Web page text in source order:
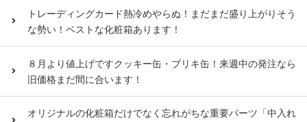
トレーディングカード熱冷めやらぬ！まだまだ盛り上がりそう
な勢い！ベストな化粧箱あります！
８月より値上げですクッキー缶・ブリキ缶！来週中の発注なら
旧価格まだ間に合います！
オリジナルの化粧箱だけでなく忘れがちな重要パーツ「中入れ